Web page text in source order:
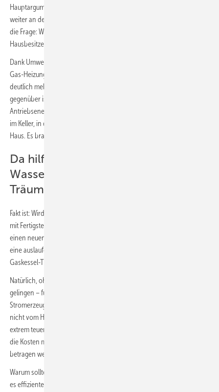
Hauptargument: Weil die Reichweite begrenzt ist, hier muss noch
weiter an der Technologie gefeilt werden. Dann stellt sich natürlich
die Frage: Warum entscheidet sich nicht wenigstens jeder
Hausbesitzer für eine Wärmepumpe als Heizsystem?
Dank Umweltenergienutzung ist die Wärmepumpe Öl-Heizungen oder
Gas-Heizungen in Sachen Effizienz um ein Vielfaches überlegen, auch
deutlich mehr, als es das E-Auto seinem Verbrenner-Pendant
gegenüber ist. Und die Versorgung der Wärmepumpe mit
Antriebsenergie ist jederzeit gegeben. Dafür braucht es keinen Tank
im Keller, in der Erde oder gar oberirdisch im Garten oder vor dem
Haus. Es braucht auch keine Gasleitung. Und keinen Schornstein.
Da hilft auch die Grüner-
Wasserstoff-im-Gaskessel-
Träumerei nichts
Fakt ist: Wird heute ein neues Haus mit einer Gas-Heizung erstellt, ist es
mit Fertigstellung schon veraltet. Wer sich in Bestandsgebäude für
einen neuen fossilen Verbrenner entscheidet, entscheidet sich für
eine auslaufende Technik. Da hilft auch die Grüner-Wasserstoff-im-
Gaskessel-Träumerei nichts.
Natürlich, ohne grünen Wasserstoff kann die Energiewende nicht
gelingen – für Industrie, Schiffs- und Flugverkehr und die dezentrale
Stromerzeugung in effizienten Kraftwerken. Wasserstoff fällt nur leider
nicht vom Himmel. Die extrem aufwendige Erzeugung macht ihn auch
extrem teuer – selbst vorsichtige Schätzungen gehen davon aus, dass
die Kosten mindestens das Dreifache des heutigen Gaspreises
betragen werden.
Warum sollte Wasserstoff dann ineffizient dort verbrannt werden, wo
es effizientere, direkte elektrische Möglichkeiten gibt? Das wird nicht